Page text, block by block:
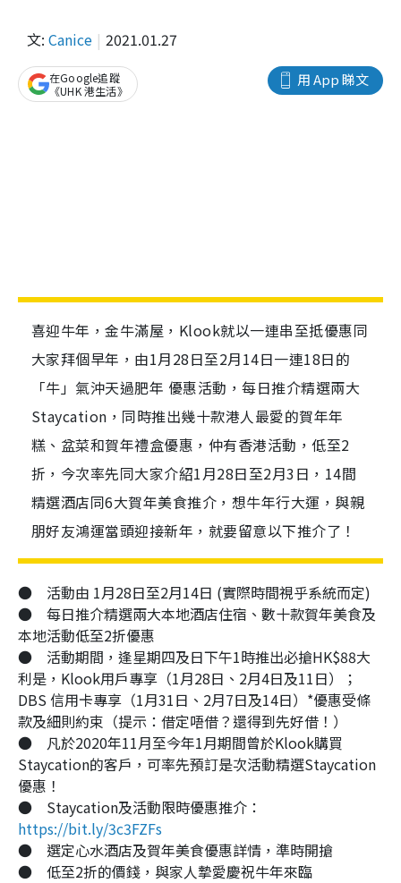
文: Canice 2021.01.27
用 App 睇文
在Google追蹤
《UHK 港生活》
喜迎牛年，金牛滿屋，Klook就以一連串至抵優惠同
大家拜個早年，由1月28日至2月14日一連18日的
「牛」氣沖天過肥年 優惠活動，每日推介精選兩大
Staycation，同時推出幾十款港人最愛的賀年年
糕、盆菜和賀年禮盒優惠，仲有香港活動，低至2
折，今次率先同大家介紹1月28日至2月3日，14間
精選酒店同6大賀年美食推介，想牛年行大運，與親
朋好友鴻運當頭迎接新年，就要留意以下推介了！
●
活動由 1月28日至2月14日 (實際時間視乎系統而定)
●
每日推介精選兩大本地酒店住宿、數十款賀年美食及
本地活動低至2折優惠
●
活動期間，逢星期四及日下午1時推出必搶HK$88大
利是，Klook用戶專享（1月28日、2月4日及11日）；
DBS 信用卡專享（1月31日、2月7日及14日）*優惠受條
款及細則約束（提示：借定唔借？還得到先好借！）
●
凡於2020年11月至今年1月期間曾於Klook購買
Staycation的客戶，可率先預訂是次活動精選Staycation
優惠！
●
Staycation及活動限時優惠推介：
https://bit.ly/3c3FZFs
●
選定心水酒店及賀年美食優惠詳情，準時開搶
●
低至2折的價錢，與家人摯愛慶祝牛年來臨